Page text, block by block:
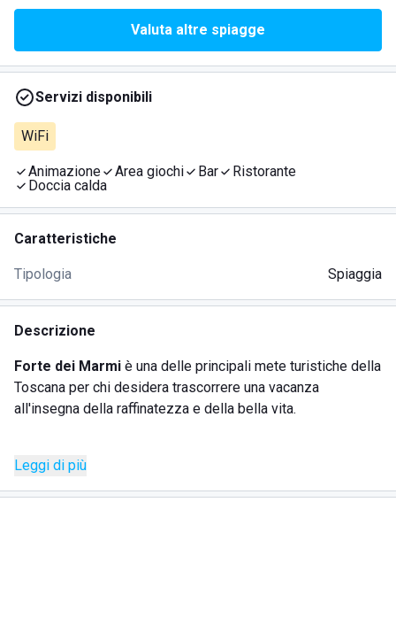
Valuta altre spiagge
Servizi disponibili
WiFi
Animazione Area giochi Bar
Ristorante
Doccia calda
Caratteristiche
Tipologia Spiaggia
Descrizione
Forte dei Marmi è una delle principali mete turistiche della
Toscana per chi desidera trascorrere una vacanza
all'insegna della raffinatezza e della bella vita.
offrendo ai propri clienti un servizio impeccabile e ricco di
intrattenimento.
Leggi di più